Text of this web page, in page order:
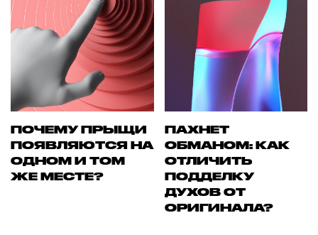
ПОЧЕМУ ПРЫЩИ
ПОЯВЛЯЮТСЯ НА
ОДНОМ И ТОМ
ЖЕ МЕСТЕ?
ПАХНЕТ
ОБМАНОМ: КАК
ОТЛИЧИТЬ
ПОДДЕЛКУ
ДУХОВ ОТ
ОРИГИНАЛА?